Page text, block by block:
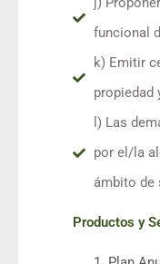
funcional
k) Emitir
propiedad
l) Las
por el/la
ámbito de
Productos y